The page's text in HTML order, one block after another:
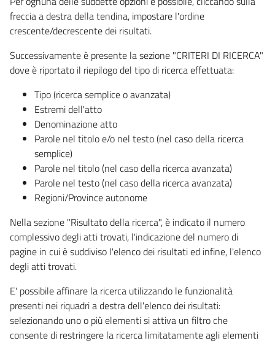
freccia a destra della tendina, impostare l'ordine
crescente/decrescente dei risultati.
Successivamente è presente la sezione "CRITERI DI RICERCA"
dove è riportato il riepilogo del tipo di ricerca effettuata:
Tipo (ricerca semplice o avanzata)
Estremi dell'atto
Denominazione atto
Parole nel titolo e/o nel testo (nel caso della ricerca
semplice)
Parole nel titolo (nel caso della ricerca avanzata)
Parole nel testo (nel caso della ricerca avanzata)
Regioni/Province autonome
Nella sezione "Risultato della ricerca", è indicato il numero
complessivo degli atti trovati, l'indicazione del numero di
pagine in cui è suddiviso l'elenco dei risultati ed infine, l'elenco
degli atti trovati.
E' possibile affinare la ricerca utilizzando le funzionalità
presenti nei riquadri a destra dell'elenco dei risultati:
selezionando uno o più elementi si attiva un filtro che
consente di restringere la ricerca limitatamente agli elementi